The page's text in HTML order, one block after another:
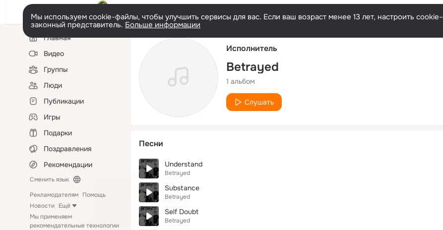
Мы используем cookie-файлы, чтобы улучшить сервисы для вас. Если ваш возраст менее 13 лет, настроить
законный представитель. Больше информации
Левая
колонкаГлавная
Видео
Группы
Люди
Публикации
Игры
Подарки
Поздравления
Рекомендации
Сменить язык
Рекламодателям Помощь
Новости Ещё
Мы применяем
рекомендательные технологии
Исполнитель
Betrayed
1 альбом
Слушать
Песни
Understand
Betrayed
Substance
Betrayed
Self Doubt
Betrayed